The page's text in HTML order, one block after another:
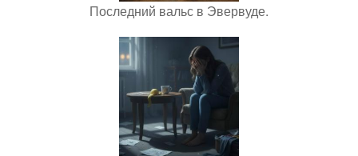
Последний вальс в Эвервуде.